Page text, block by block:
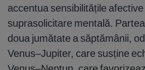
accentua sensibilitățile
suprasolicitare mentală.
doua jumătate a săptămânii,
Venus–Jupiter, care susține